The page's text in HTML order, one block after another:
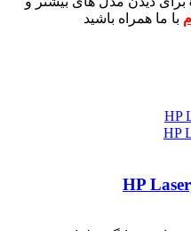
با ما همراه باشید